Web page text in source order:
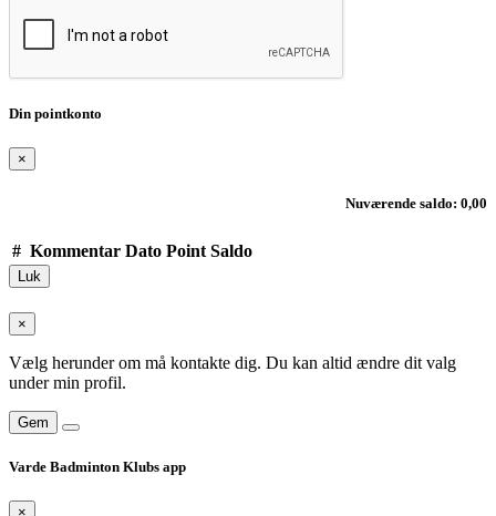
Din pointkonto
×
Nuværende saldo: 0,00
# Kommentar Dato Point Saldo
Luk
×
Vælg herunder om må kontakte dig. Du kan altid ændre dit valg
under min profil.
Gem
Varde Badminton Klubs app
×